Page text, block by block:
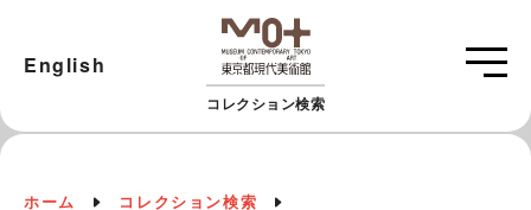
コレクション検索
English
ホーム コレクション検索